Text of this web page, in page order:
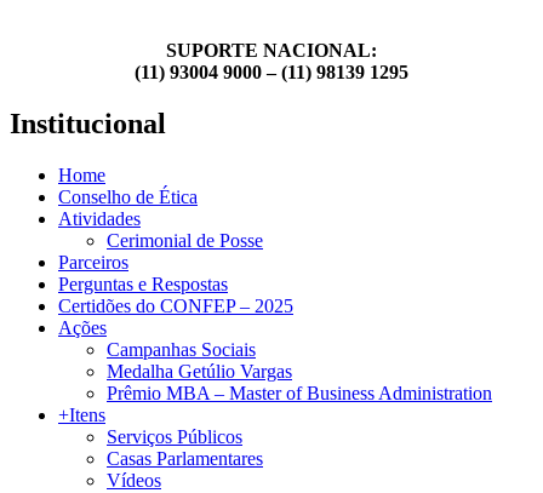
SUPORTE NACIONAL:
(11) 93004 9000 – (11) 98139 1295
Institucional
Home
Conselho de Ética
Atividades
Cerimonial de Posse
Parceiros
Perguntas e Respostas
Certidões do CONFEP – 2025
Ações
Campanhas Sociais
Medalha Getúlio Vargas
Prêmio MBA – Master of Business Administration
+Itens
Serviços Públicos
Casas Parlamentares
Vídeos